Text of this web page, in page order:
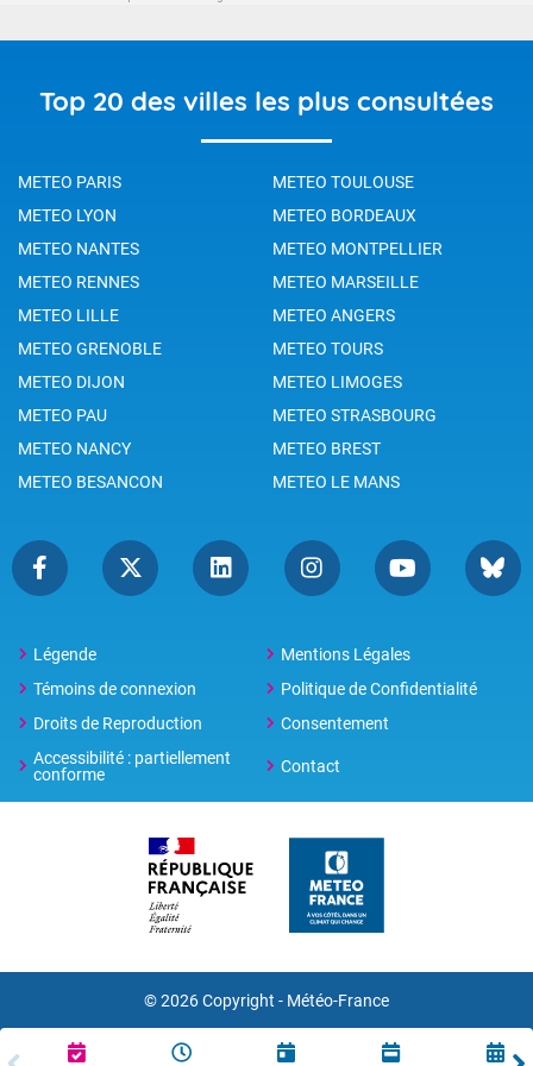
Top 20 des villes les plus consultées
METEO PARIS
METEO TOULOUSE
METEO LYON
METEO BORDEAUX
METEO NANTES
METEO MONTPELLIER
METEO RENNES
METEO MARSEILLE
METEO LILLE
METEO ANGERS
METEO GRENOBLE
METEO TOURS
METEO DIJON
METEO LIMOGES
METEO PAU
METEO STRASBOURG
METEO NANCY
METEO BREST
METEO BESANCON
METEO LE MANS
Légende
Mentions Légales
Témoins de connexion
Politique de Confidentialité
Droits de Reproduction
Consentement
Accessibilité : partiellement
conforme
Contact
© 2026 Copyright - Météo-France